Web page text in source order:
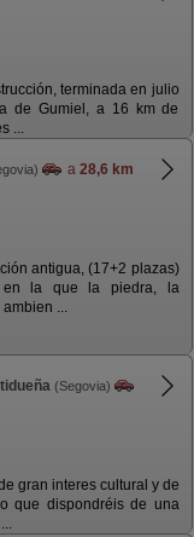
terminada en julio
de Gumiel, a 16 km de
...
a 28,6 km
antigua, (17+2 plazas)
en la que la piedra, la
...
(Segovia)
gran interes cultural y de
que dispondréis de una